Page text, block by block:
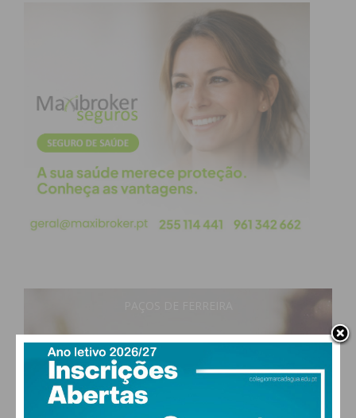
Outros resultados do fim de semana
Divisão de Honrada A.F. Porto, Futebol –
Crestuma 2 – Lamoso 0
Ataense 3 -Penamaior 1
26°
clear sky
vento: 2m/s O
MAX 26 • MIN 24